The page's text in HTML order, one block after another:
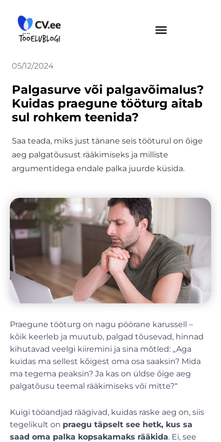
content
05/12/2024
Palgasurve või palgavõimalus?
Kuidas praegune tööturg aitab
sul rohkem teenida?
Saa teada, miks just tänane seis tööturul on õige
aeg palgatõusust rääkimiseks ja milliste
argumentidega endale palka juurde küsida.
Praegune tööturg on nagu pöörane karussell –
kõik keerleb ja muutub, palgad tõusevad, hinnad
kihutavad veelgi kiiremini ja sina mõtled: „Aga
kuidas ma sellest kõigest oma osa saaksin? Mida
ma tegema peaksin? Ja kas on üldse õige aeg
palgatõusu teemal rääkimiseks või mitte?“
Kuigi tööandjad räägivad, kuidas raske aeg on, siis
tegelikult on praegu täpselt see hetk, kus sa
saad oma palka kopsakamaks rääkida. Ei, see